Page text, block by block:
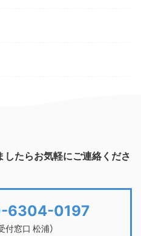
たらお気軽にご連絡くださ
6304-0197
付窓口 松浦）